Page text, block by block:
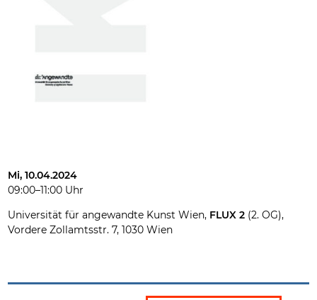
Mi, 10.04.2024
09:00–11:00 Uhr
Universität für angewandte Kunst Wien, FLUX 2 (2. OG),
Vordere Zollamtsstr. 7, 1030 Wien